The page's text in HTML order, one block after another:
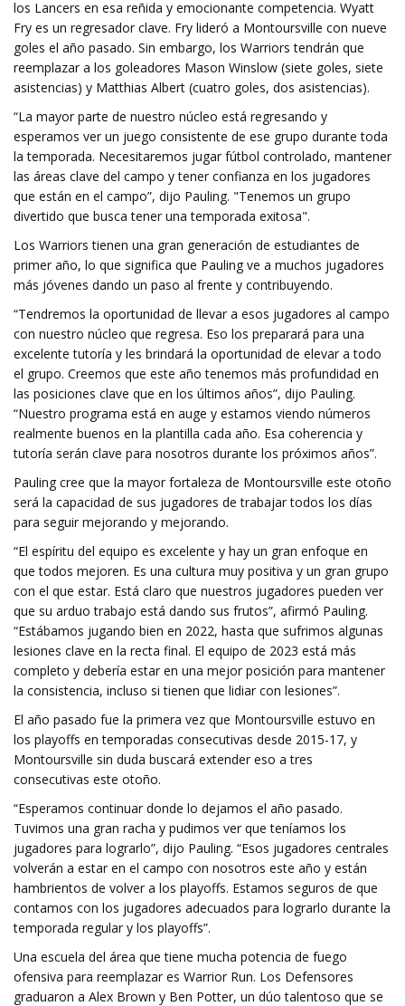
los Lancers en esa reñida y emocionante competencia. Wyatt
Fry es un regresador clave. Fry lideró a Montoursville con nueve
goles el año pasado. Sin embargo, los Warriors tendrán que
reemplazar a los goleadores Mason Winslow (siete goles, siete
asistencias) y Matthias Albert (cuatro goles, dos asistencias).
“La mayor parte de nuestro núcleo está regresando y
esperamos ver un juego consistente de ese grupo durante toda
la temporada. Necesitaremos jugar fútbol controlado, mantener
las áreas clave del campo y tener confianza en los jugadores
que están en el campo”, dijo Pauling. "Tenemos un grupo
divertido que busca tener una temporada exitosa".
Los Warriors tienen una gran generación de estudiantes de
primer año, lo que significa que Pauling ve a muchos jugadores
más jóvenes dando un paso al frente y contribuyendo.
“Tendremos la oportunidad de llevar a esos jugadores al campo
con nuestro núcleo que regresa. Eso los preparará para una
excelente tutoría y les brindará la oportunidad de elevar a todo
el grupo. Creemos que este año tenemos más profundidad en
las posiciones clave que en los últimos años”, dijo Pauling.
“Nuestro programa está en auge y estamos viendo números
realmente buenos en la plantilla cada año. Esa coherencia y
tutoría serán clave para nosotros durante los próximos años”.
Pauling cree que la mayor fortaleza de Montoursville este otoño
será la capacidad de sus jugadores de trabajar todos los días
para seguir mejorando y mejorando.
“El espíritu del equipo es excelente y hay un gran enfoque en
que todos mejoren. Es una cultura muy positiva y un gran grupo
con el que estar. Está claro que nuestros jugadores pueden ver
que su arduo trabajo está dando sus frutos”, afirmó Pauling.
“Estábamos jugando bien en 2022, hasta que sufrimos algunas
lesiones clave en la recta final. El equipo de 2023 está más
completo y debería estar en una mejor posición para mantener
la consistencia, incluso si tienen que lidiar con lesiones”.
El año pasado fue la primera vez que Montoursville estuvo en
los playoffs en temporadas consecutivas desde 2015-17, y
Montoursville sin duda buscará extender eso a tres
consecutivas este otoño.
“Esperamos continuar donde lo dejamos el año pasado.
Tuvimos una gran racha y pudimos ver que teníamos los
jugadores para lograrlo”, dijo Pauling. “Esos jugadores centrales
volverán a estar en el campo con nosotros este año y están
hambrientos de volver a los playoffs. Estamos seguros de que
contamos con los jugadores adecuados para lograrlo durante la
temporada regular y los playoffs”.
Una escuela del área que tiene mucha potencia de fuego
ofensiva para reemplazar es Warrior Run. Los Defensores
graduaron a Alex Brown y Ben Potter, un dúo talentoso que se